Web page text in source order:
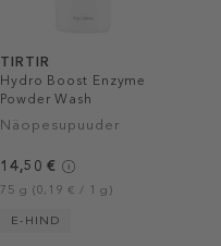
TIRTIR
Hydro Boost Enzyme
Powder Wash
Näopesupuuder
14,50 €
75 g (0,19 € / 1 g)
E-HIND